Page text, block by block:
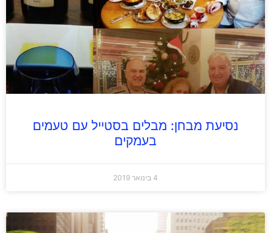
נסיעת מבחן: מבלים בסטייל עם טעמים
בעמקים
4 בינואר 2019